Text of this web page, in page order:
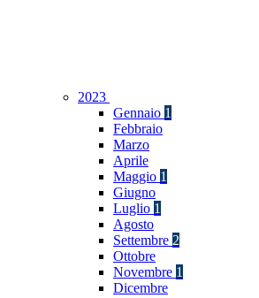
2023
Gennaio 1
Febbraio
Marzo
Aprile
Maggio 1
Giugno
Luglio 1
Agosto
Settembre 2
Ottobre
Novembre 1
Dicembre